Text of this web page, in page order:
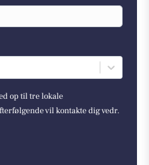
op til tre lokale
vil kontakte dig vedr.